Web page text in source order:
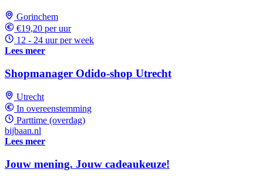
Gorinchem
€19,20 per uur
12 - 24 uur per week
Lees meer
Shopmanager Odido-shop Utrecht
Utrecht
In overeenstemming
Parttime (overdag)
bijbaan.nl
Lees meer
Jouw mening. Jouw cadeaukeuze!